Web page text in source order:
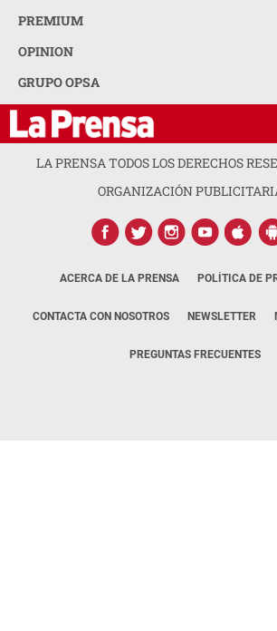
PREMIUM
OPINION
GRUPO OPSA
LA PRENSA TODOS LOS DERECHOS
ORGANIZACIÓN
ACERCA DE LA PRENSA POLÍTICA DE
CONTACTA CON NOSOTROS NEWSLETTER
PREGUNTAS FRECUENTES